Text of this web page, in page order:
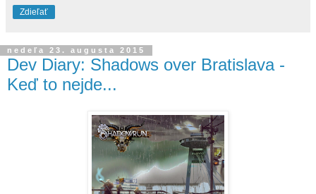
Zdieľať
nedeľa 23. augusta 2015
Dev Diary: Shadows over Bratislava -
Keď to nejde...